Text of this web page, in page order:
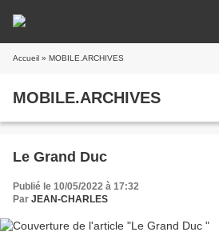
Accueil » MOBILE.ARCHIVES
MOBILE.ARCHIVES
Le Grand Duc
Publié le 10/05/2022 à 17:32
Par JEAN-CHARLES